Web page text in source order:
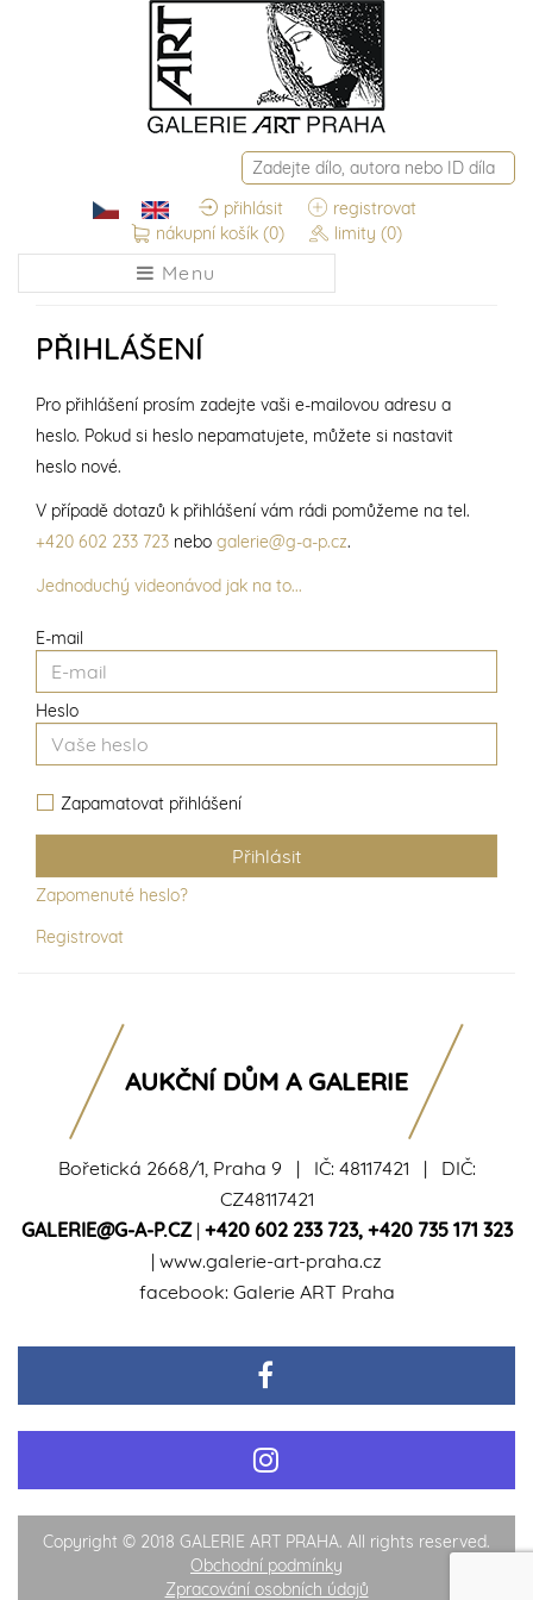
přihlásit
registrovat
nákupní košík (0) limity (0)
Menu
PŘIHLÁŠENÍ
E-mail
Heslo
Zapamatovat přihlášení
Zapomenuté heslo?
Registrovat
Pro přihlášení prosím zadejte vaši e-mailovou adresu a
heslo. Pokud si heslo nepamatujete, můžete si nastavit
heslo nové.
V případě dotazů k přihlášení vám rádi pomůžeme na tel.
+420 602 233 723 nebo galerie@g-a-p.cz.
Jednoduchý videonávod jak na to...
Bořetická 2668/1, Praha 9 | IČ: 48117421 | DIČ:
CZ48117421
GALERIE@G-A-P.CZ| +420 602 233 723, +420 735 171 323
| www.galerie-art-praha.cz
facebook: Galerie ART Praha
AUKČNÍ DŮM A GALERIE
Copyright © 2018 GALERIE ART PRAHA. All rights reserved.
Obchodní podmínky
Zpracování osobních údajů